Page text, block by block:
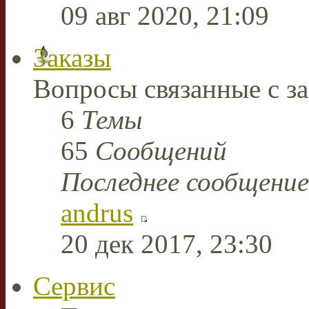
09 авг 2020, 21:09
Заказы
Вопросы связанные с
6 Темы
65 Сообщений
Последнее сообщение
andrus
20 дек 2017, 23:30
Сервис